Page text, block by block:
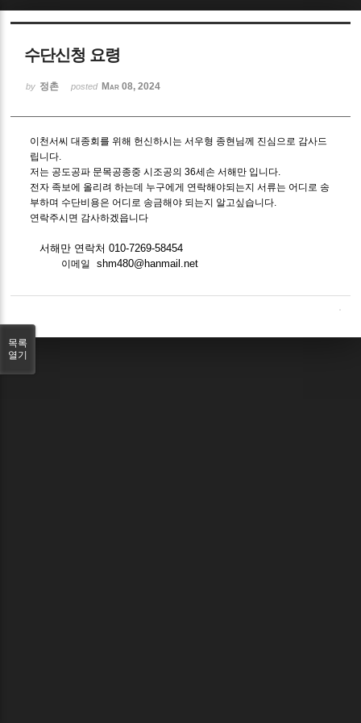
수단신청 요령
by 정촌 posted Mar 08, 2024
이천서씨 대종회를 위해 헌신하시는 서우형 종현님께 진심으로 감사드
립니다.
저는 공도공파 문목공종중 시조공의 36세손 서해만 입니다.
전자 족보에 올리려 하는데 누구에게 연락해야되는지 서류는 어디로 송
부하며 수단비용은 어디로 송금해야 되는지 알고싶습니다.
연락주시면 감사하겠읍니다
서해만 연락처 010-7269-58454
이메일 shm480@hanmail.net
목록
열기
Sketchbook5, 스케치북5
Sketchbook5, 스케치북5